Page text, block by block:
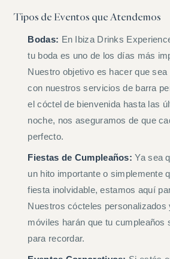
Tipos de Eventos que Atendemos
Bodas: En Ibiza Drinks
tu boda es uno de los días más
Nuestro objetivo es hacer que
con nuestros servicios de barra
el cóctel de bienvenida hasta las
noche, nos aseguramos de que
perfecto.
Fiestas de Cumpleaños: Ya sea
un hito importante o simplemente
fiesta inolvidable, estamos aquí
Nuestros cócteles personalizados
móviles harán que tu cumpleaños
para recordar.